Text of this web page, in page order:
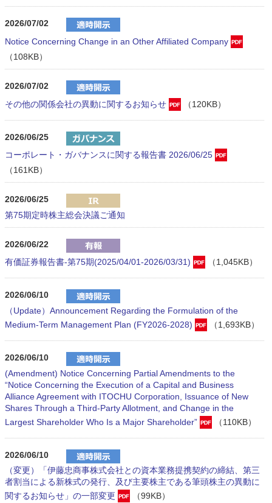
2026/07/02
Notice Concerning Change in an Other Affiliated Company
（108KB）
2026/07/02
その他の関係会社の異動に関するお知らせ
（120KB）
2026/06/25
コーポレート・ガバナンスに関する報告書 2026/06/25
（161KB）
2026/06/25
第75期定時株主総会決議ご通知
2026/06/22
有価証券報告書-第75期(2025/04/01-2026/03/31)
（1,045KB）
2026/06/10
（Update）Announcement Regarding the Formulation of the
Medium-Term Management Plan (FY2026-2028)
（1,693KB）
2026/06/10
(Amendment) Notice Concerning Partial Amendments to the
“Notice Concerning the Execution of a Capital and Business
Alliance Agreement with ITOCHU Corporation, Issuance of New
Shares Through a Third-Party Allotment, and Change in the
Largest Shareholder Who Is a Major Shareholder”
（110KB）
2026/06/10
（変更）「伊藤忠商事株式会社との資本業務提携契約の締結、第三
者割当による新株式の発行、及び主要株主である筆頭株主の異動に
関するお知らせ」の一部変更
（99KB）